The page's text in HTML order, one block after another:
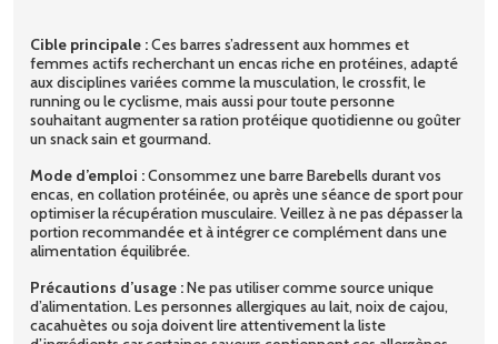
Cible principale :Ces barres s’adressent aux hommes et
femmes actifs recherchant un encas riche en protéines, adapté
aux disciplines variées comme la musculation, le crossfit, le
running ou le cyclisme, mais aussi pour toute personne
souhaitant augmenter sa ration protéique quotidienne ou goûter
un snack sain et gourmand.
Mode d’emploi :Consommez une barre Barebells durant vos
encas, en collation protéinée, ou après une séance de sport pour
optimiser la récupération musculaire. Veillez à ne pas dépasser la
portion recommandée et à intégrer ce complément dans une
alimentation équilibrée.
Précautions d’usage :Ne pas utiliser comme source unique
d’alimentation. Les personnes allergiques au lait, noix de cajou,
cacahuètes ou soja doivent lire attentivement la liste